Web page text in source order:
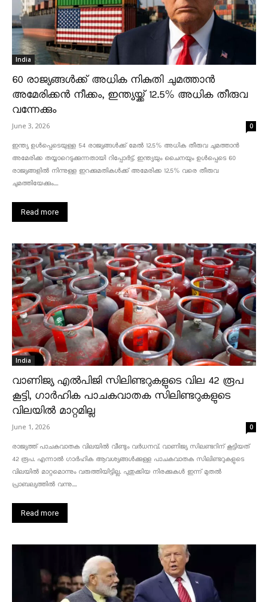
India
60 രാജ്യങ്ങൾക്ക് അധിക നികുതി ചുമത്താൻ
അമേരിക്കൻ നീക്കം, ഇന്ത്യയ്ക്ക് 12.5% അധിക തീരുവ
വന്നേക്കും
June 3, 2026 0
ഇന്ത്യ ഉൾപ്പെടെയുള്ള 54 രാജ്യങ്ങൾക്ക് മേൽ 12.5% അധിക തീരുവ ചുമത്താൻ
അമേരിക്ക തയ്യാറെടുക്കുന്നതായി റിപ്പോർട്ട്. ഇന്ത്യയും ചൈനയും ഉൾപ്പെടെ 60
രാജ്യങ്ങളിൽ നിന്നുള്ള ഇറക്കുമതികൾക്ക് അമേരിക്ക 12.5% ​​വരെ തീരുവ
ചുമത്തിയേക്കും....
Read more
India
വാണിജ്യ എൽപിജി സിലിണ്ടറുകളുടെ വില 42 രൂപ
കൂട്ടി, ഗാർഹിക പാചകവാതക സിലിണ്ടറുകളുടെ
വിലയിൽ മാറ്റമില്ല
June 1, 2026 0
രാജ്യത്ത് പാചകവാതക വിലയിൽ വീണ്ടും വർധനവ്. വാണിജ്യ സിലണ്ടറിന് കൂട്ടിയത്
42 രൂപ. എന്നാൽ ഗാർഹിക ആവശ്യങ്ങൾക്കുള്ള പാചകവാതക സിലിണ്ടറുകളുടെ
വിലയിൽ മാറ്റമൊന്നും വരുത്തിയിട്ടില്ല. പുതുക്കിയ നിരക്കുകൾ ഇന്ന് മുതൽ
പ്രാബല്യത്തിൽ വന്നു....
Read more